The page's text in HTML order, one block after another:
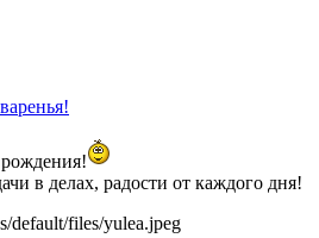
в делах, радости от каждого дня!